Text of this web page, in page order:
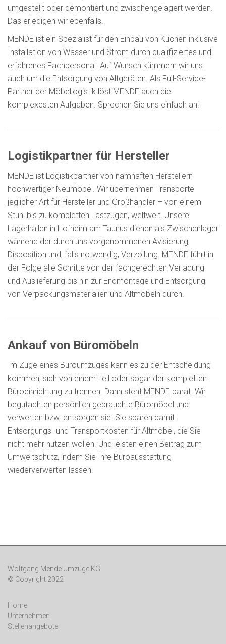
umgestellt oder demontiert und zwischengelagert werden.
Das erledigen wir ebenfalls.
MENDE ist ein Spezialist für den Einbau von Küchen inklusive
Installation von Wasser und Strom durch qualifiziertes und
erfahrenes Fachpersonal. Auf Wunsch kümmern wir uns
auch um die Entsorgung von Altgeräten. Als Full-Service-
Partner der Möbellogistik löst MENDE auch die
komplexesten Aufgaben. Sprechen Sie uns einfach an!
Logistikpartner für Hersteller
MENDE ist Logistikpartner von namhaften Herstellern
hochwertiger Neumöbel. Wir übernehmen Transporte
jeglicher Art für Hersteller und Großhändler – von einem
Stuhl bis zu kompletten Lastzügen, weltweit. Unsere
Lagerhallen in Hofheim am Taunus dienen als Zwischenlager
während der durch uns vorgenommenen Avisierung,
Disposition und, falls notwendig, Verzollung. MENDE führt in
der Folge alle Schritte von der fachgerechten Verladung
und Auslieferung bis hin zur Endmontage und Entsorgung
von Verpackungsmaterialien und Altmöbeln durch.
Ankauf von Büromöbeln
Im Zuge eines Büroumzuges kann es zu der Entscheidung
kommen, sich von einem Teil oder sogar der kompletten
Büroeinrichtung zu trennen. Dann steht MENDE parat. Wir
begutachten persönlich gebrauchte Büromöbel und
verwerten bzw. entsorgen sie. Sie sparen damit
Entsorgungs- und Transportkosten für Altmöbel, die Sie
nicht mehr nutzen wollen. Und leisten einen Beitrag zum
Umweltschutz, indem Sie Ihre Büroausstattung
wiederverwerten lassen.
Wolfgang Mende Umzüge KG
© Copyright 2022
Home
Unternehmen
Stellenangebote